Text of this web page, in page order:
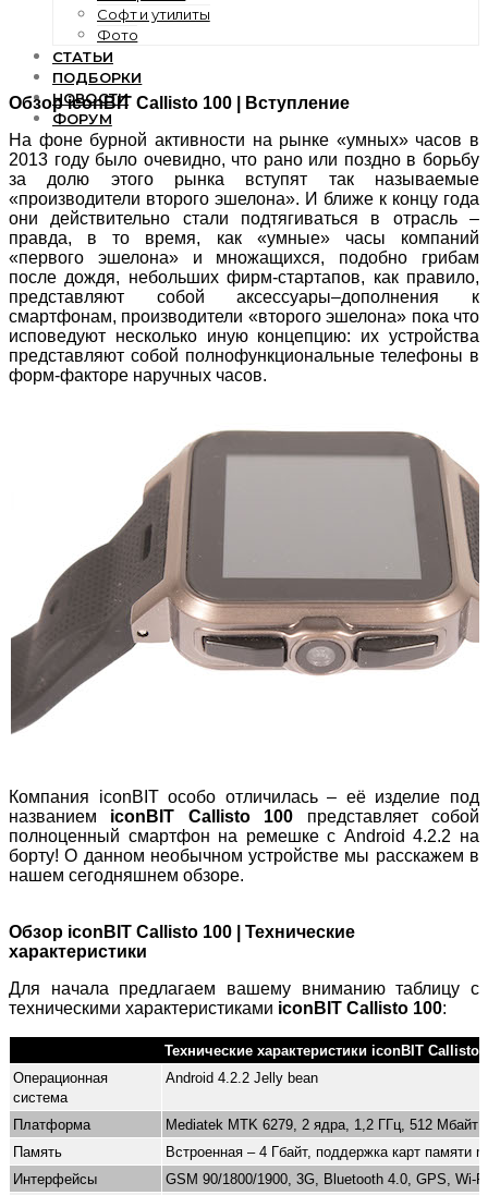
Софт и утилиты
Фото
СТАТЬИ
ПОДБОРКИ
НОВОСТИ
ФОРУМ
Обзор iconBIT Callisto 100 | Вступление
На фоне бурной активности на рынке «умных» часов в
2013 году было очевидно, что рано или поздно в борьбу
за долю этого рынка вступят так называемые
«производители второго эшелона». И ближе к концу года
они действительно стали подтягиваться в отрасль –
правда, в то время, как «умные» часы компаний
«первого эшелона» и множащихся, подобно грибам
после дождя, небольших фирм-стартапов, как правило,
представляют собой аксессуары–дополнения к
смартфонам, производители «второго эшелона» пока что
исповедуют несколько иную концепцию: их устройства
представляют собой полнофункциональные телефоны в
форм-факторе наручных часов.
Компания iconBIT особо отличилась – её изделие под
названием iconBIT Callisto 100 представляет собой
полноценный смартфон на ремешке с Android 4.2.2 на
борту! О данном необычном устройстве мы расскажем в
нашем сегодняшнем обзоре.
Обзор iconBIT Callisto 100 | Технические
характеристики
Для начала предлагаем вашему вниманию таблицу с
техническими характеристиками iconBIT Callisto 100:
Технические характеристики iconBIT Callisto
Операционная
система
Android 4.2.2 Jelly bean
Платформа
Mediatek MTK 6279, 2 ядра, 1,2 ГГц, 512 Мбайт
Память
Встроенная – 4 Гбайт, поддержка карт памяти
Интерфейсы
GSM 90/1800/1900, 3G, Bluetooth 4.0, GPS, Wi-